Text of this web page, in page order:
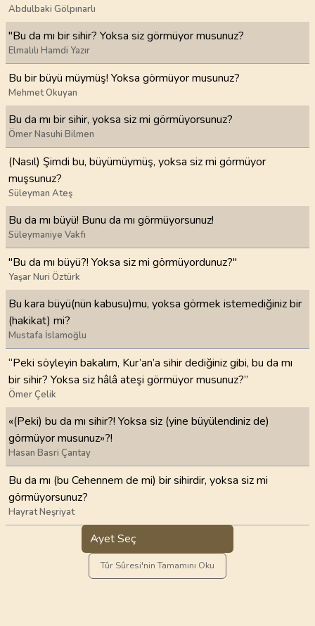
Abdulbaki Gölpınarlı
"Bu da mı bir sihir? Yoksa siz görmüyor musunuz?
Elmalılı Hamdi Yazır
Bu bir büyü müymüş! Yoksa görmüyor musunuz?
Mehmet Okuyan
Bu da mı bir sihir, yoksa siz mi görmüyorsunuz?
Ömer Nasuhi Bilmen
(Nasıl) Şimdi bu, büyümüymüş, yoksa siz mi görmüyor
muşsunuz?
Süleyman Ateş
Bu da mı büyü! Bunu da mı görmüyorsunuz!
Süleymaniye Vakfı
"Bu da mı büyü?! Yoksa siz mi görmüyordunuz?"
Yaşar Nuri Öztürk
Bu kara büyü(nün kabusu)mu, yoksa görmek istemediğiniz bir
(hakikat) mi?
Mustafa İslamoğlu
“Peki söyleyin bakalım, Kur’an’a sihir dediğiniz gibi, bu da mı
bir sihir? Yoksa siz hâlâ ateşi görmüyor musunuz?”
Ömer Çelik
«(Peki) bu da mı sihir?! Yoksa siz (yine büyülendiniz de)
görmüyor musunuz»?!
Hasan Basri Çantay
Bu da mı (bu Cehennem de mi) bir sihirdir, yoksa siz mi
görmüyorsunuz?
Hayrat Neşriyat
Ayet Seç
Tûr Sûresi'nin Tamamını Oku